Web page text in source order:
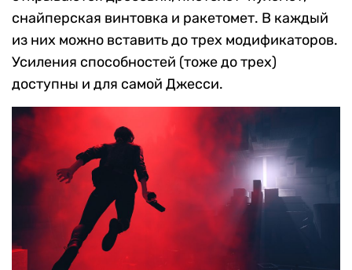
снайперская винтовка и ракетомет. В каждый
из них можно вставить до трех модификаторов.
Усиления способностей (тоже до трех)
доступны и для самой Джесси.